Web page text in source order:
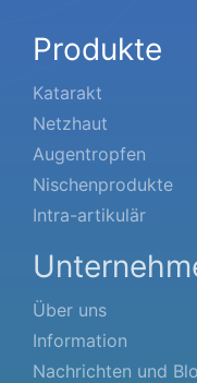
Produkte
Katarakt
Netzhaut
Augentropfen
Nischenprodukte
Intra-artikulär
Über uns
Information
Nachrichten und